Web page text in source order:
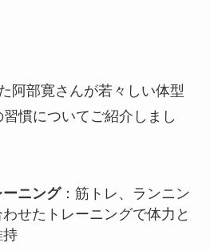
阿部寛さんが若々しい体型
慣についてご紹介しまし
ニング：筋トレ、ランニン
せたトレーニングで体力と
持